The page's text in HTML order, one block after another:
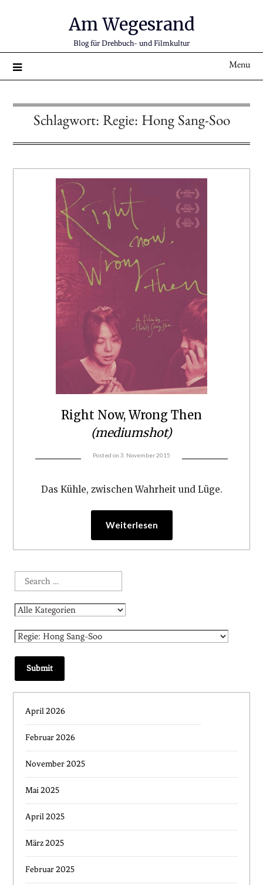
Am Wegesrand
Blog für Drehbuch- und Filmkultur
Menu
Schlagwort: Regie: Hong Sang-Soo
Right Now, Wrong Then
(mediumshot)
Posted on 3. November 2015
Das Kühle, zwischen Wahrheit und Lüge.
Weiterlesen
April 2026
Februar 2026
November 2025
Mai 2025
April 2025
März 2025
Februar 2025